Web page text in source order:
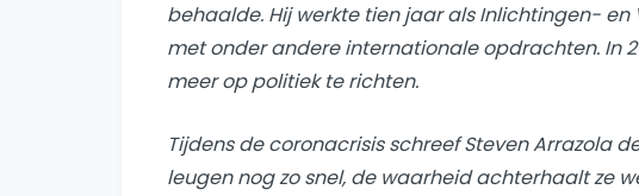
behaalde. Hij werkte tien jaar als Inlichtingen- en
met onder andere internationale opdrachten. In
meer op politiek te richten.
Tijdens de coronacrisis schreef Steven Arrazola
leugen nog zo snel, de waarheid achterhaalt ze